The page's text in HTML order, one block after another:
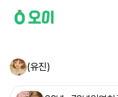
(유진)